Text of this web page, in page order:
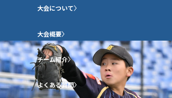
大会について
大会概要
チーム紹介
よくある質問